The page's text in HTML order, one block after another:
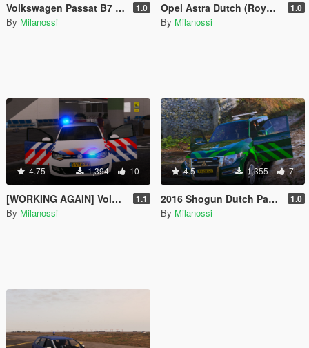
Volkswagen Passat B7 Dutch Unmarked Police | Nederlandse Politie // DSI // AT // Arrestatieteam // Verkeershandhaving // Recherche 1.0
By Milanossi
Opel Astra Dutch (Royal) Police Set | Nederlandse Politie // KMAR // OVDP Set [ELS] 1.0
By Milanossi
4.75 1,394 10
[WORKING AGAIN] Volkswagen Polo - Dutch Royal Police // Koninklijke Marechaussee 1.1
By Milanossi
4.5 1,355 7
2016 Shogun Dutch Parkranger | Staatsbosbeheer 1.0
By Milanossi